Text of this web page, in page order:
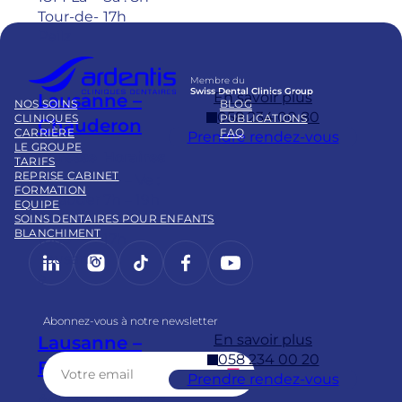
Tour-de- 17h
Lausanne –
Chauderon
Adresse
Pl.
Chauder
on 16
1003
Lausann
Lu – Ve :
Sa : 8h –
En savoir plus
058 234 00 80
Prendre rendez-vous
Lausanne –
Flon
En savoir plus
058 234 00 20
Prendre rendez-vous
Membre du
Swiss Dental Clinics Group
NOS SOINS
CLINIQUES
CARRIÈRE
LE GROUPE
TARIFS
BLOG
PUBLICATIONS
FAQ
REPRISE CABINET
FORMATION
EQUIPE
SOINS DENTAIRES POUR ENFANTS
BLANCHIMENT
LinkedInInstagram
https://www.tiktok.com/
Facebook
YouTube
Abonnez-vous à notre newsletter